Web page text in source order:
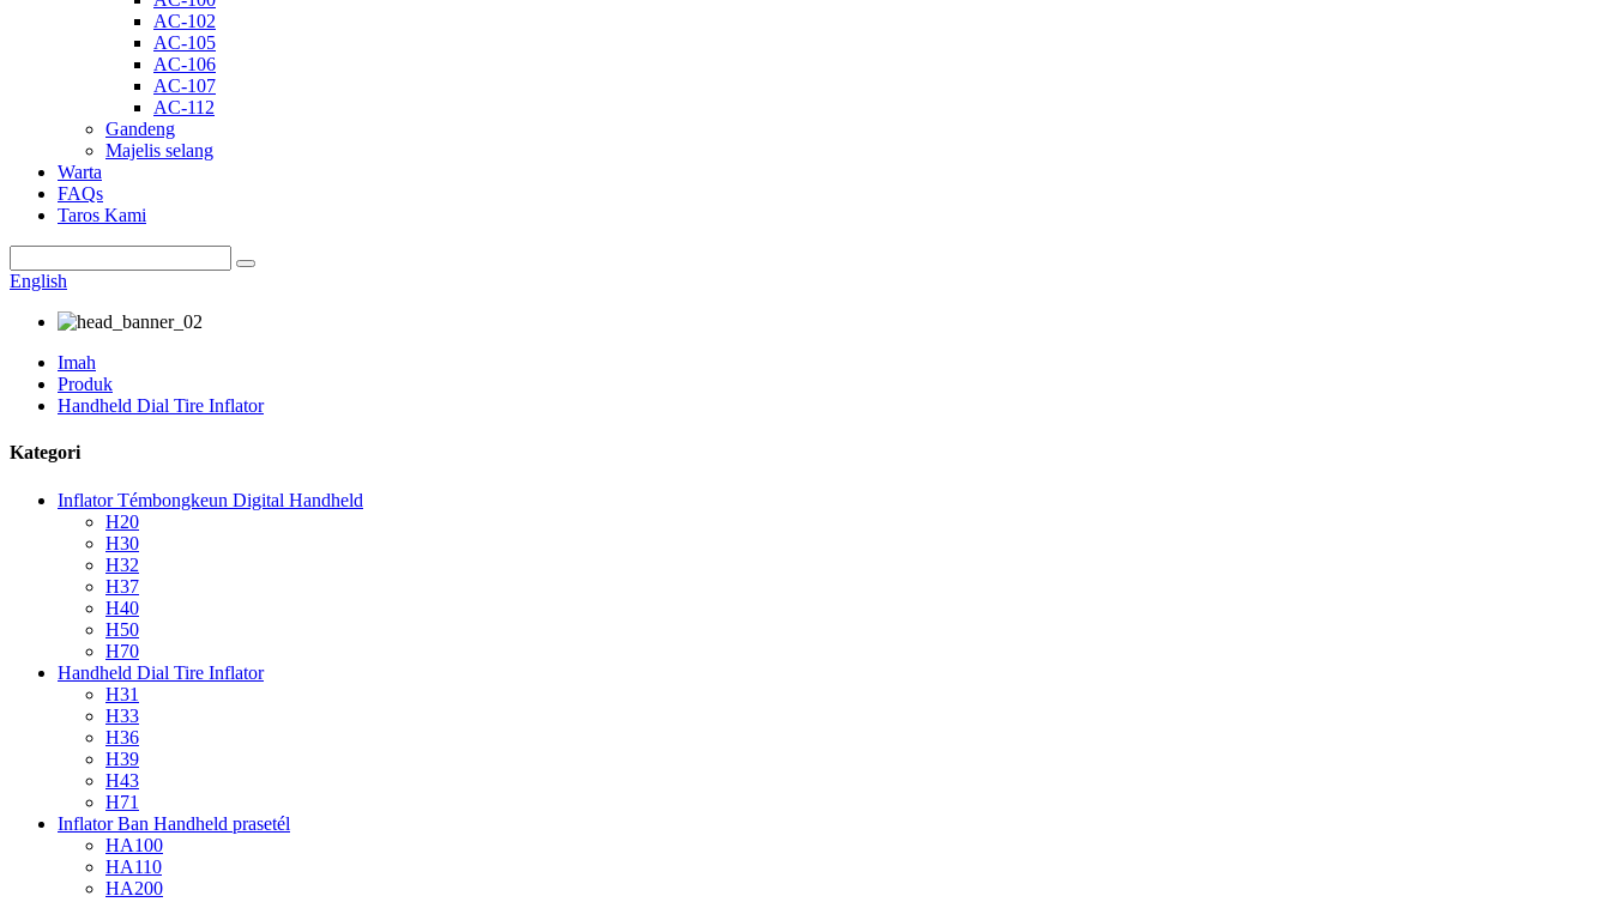
AC-102
AC-105
AC-106
AC-107
AC-112
Gandeng
Majelis selang
Warta
FAQs
Taros Kami
English
Imah
Produk
Handheld Dial Tire Inflator
Kategori
Inflator Témbongkeun Digital Handheld
H20
H30
H32
H37
H40
H50
H70
Handheld Dial Tire Inflator
H31
H33
H36
H39
H43
H71
Inflator Ban Handheld prasetél
HA100
HA110
HA200